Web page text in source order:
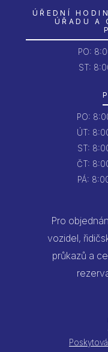
ÚŘEDNÍ
ÚŘADU A
PO:
ST:
PO:
ÚT:
ST:
ČT:
PÁ:
Pro
vozidel,
průkazů a